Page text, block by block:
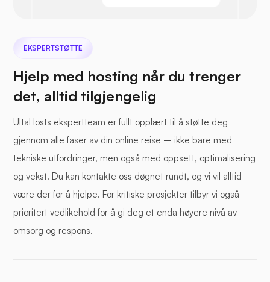
EKSPERTSTØTTE
Hjelp med hosting når du trenger
det, alltid tilgjengelig
UltaHosts ekspertteam er fullt opplært til å støtte deg
gjennom alle faser av din online reise – ikke bare med
tekniske utfordringer, men også med oppsett, optimalisering
og vekst. Du kan kontakte oss døgnet rundt, og vi vil alltid
være der for å hjelpe. For kritiske prosjekter tilbyr vi også
prioritert vedlikehold for å gi deg et enda høyere nivå av
omsorg og respons.